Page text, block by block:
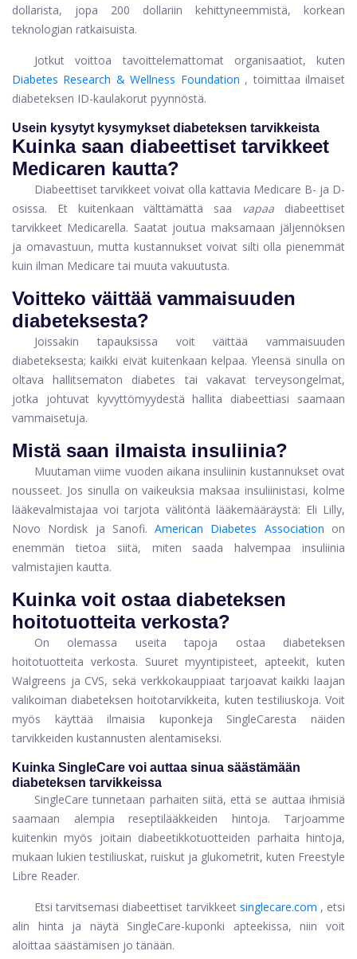
dollarista, jopa 200 dollariin kehittyneemmistä, korkean
teknologian ratkaisuista.
Jotkut voittoa tavoittelemattomat organisaatiot, kuten
Diabetes Research & Wellness Foundation , toimittaa ilmaiset
diabeteksen ID-kaulakorut pyynnöstä.
Usein kysytyt kysymykset diabeteksen tarvikkeista
Kuinka saan diabeettiset tarvikkeet
Medicaren kautta?
Diabeettiset tarvikkeet voivat olla kattavia Medicare B- ja D-
osissa. Et kuitenkaan välttämättä saa vapaa diabeettiset
tarvikkeet Medicarella. Saatat joutua maksamaan jäljennöksen
ja omavastuun, mutta kustannukset voivat silti olla pienemmät
kuin ilman Medicare tai muuta vakuutusta.
Voitteko väittää vammaisuuden
diabeteksesta?
Joissakin tapauksissa voit väittää vammaisuuden
diabeteksesta; kaikki eivät kuitenkaan kelpaa. Yleensä sinulla on
oltava hallitsematon diabetes tai vakavat terveysongelmat,
jotka johtuvat kyvyttömyydestä hallita diabeettiasi saamaan
vammaisetuja.
Mistä saan ilmaista insuliinia?
Muutaman viime vuoden aikana insuliinin kustannukset ovat
nousseet. Jos sinulla on vaikeuksia maksaa insuliinistasi, kolme
lääkevalmistajaa voi tarjota välitöntä lääkemääräystä: Eli Lilly,
Novo Nordisk ja Sanofi.American Diabetes Association on
enemmän tietoa siitä, miten saada halvempaa insuliinia
valmistajien kautta.
Kuinka voit ostaa diabeteksen
hoitotuotteita verkosta?
On olemassa useita tapoja ostaa diabeteksen
hoitotuotteita verkosta. Suuret myyntipisteet, apteekit, kuten
Walgreens ja CVS, sekä verkkokauppiaat tarjoavat kaikki laajan
valikoiman diabeteksen hoitotarvikkeita, kuten testiliuskoja. Voit
myös käyttää ilmaisia ​​kuponkeja SingleCaresta näiden
tarvikkeiden kustannusten alentamiseksi.
Kuinka SingleCare voi auttaa sinua säästämään
diabeteksen tarvikkeissa
SingleCare tunnetaan parhaiten siitä, että se auttaa ihmisiä
saamaan alempia reseptilääkkeiden hintoja. Tarjoamme
kuitenkin myös joitain diabeetikkotuotteiden parhaita hintoja,
mukaan lukien testiliuskat, ruiskut ja glukometrit, kuten Freestyle
Libre Reader.
Etsi tarvitsemasi diabeettiset tarvikkeet singlecare.com , etsi
alin hinta ja näytä SingleCare-kuponki apteekissa, niin voit
aloittaa säästämisen jo tänään.